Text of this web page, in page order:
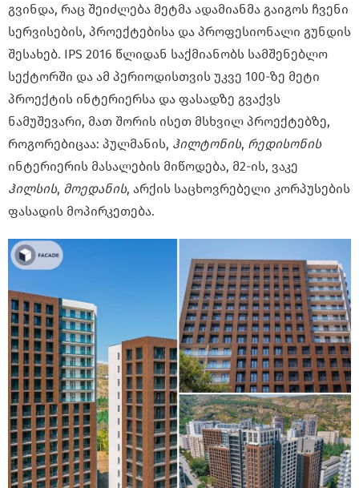
გვინდა, რაც შეიძლება მეტმა ადამიანმა გაიგოს ჩვენი
სერვისების, პროექტებისა და პროფესიონალი გუნდის
შესახებ. IPS 2016 წლიდან საქმიანობს სამშენებლო
სექტორში და ამ პერიოდისთვის უკვე 100-ზე მეტი
პროექტის ინტერიერსა და ფასადზე გვაქვს
ნამუშევარი, მათ შორის ისეთ მსხვილ პროექტებზე,
როგორებიცაა: პულმანის, ჰილტონის, რედისონის
ინტერიერის მასალების მიწოდება, მ2-ის, ვაკე
ჰილსის, მოედანის, არქის საცხოვრებელი კორპუსების
ფასადის მოპირკეთება.